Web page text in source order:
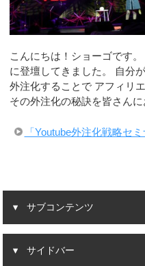
こんにちは！ショーゴです
に登壇してきました。 自分
外注化することで アフィリ
その外注化の秘訣を皆さんに
「Youtube外注化戦略セ
サブコンテンツ
サイドバー